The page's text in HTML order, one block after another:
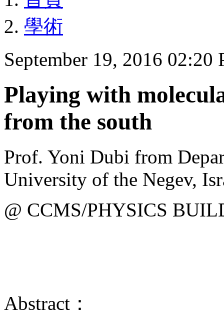
學術
September 19, 2016
Playing with
from the south
Prof. Yoni Dubi from
University of the Negev,
@ CCMS/PHYSICS
Abstract：